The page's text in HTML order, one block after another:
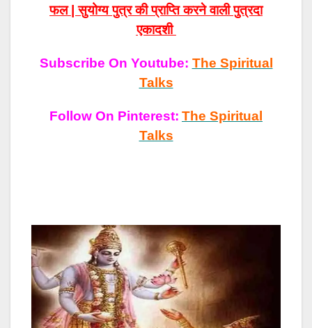
फल | सुयोग्य पुत्र की प्राप्ति करने वाली पुत्रदा
एकादशी
Subscribe On Youtube: The Spiritual
Talks
Follow On Pinterest: The Spiritual
Talks